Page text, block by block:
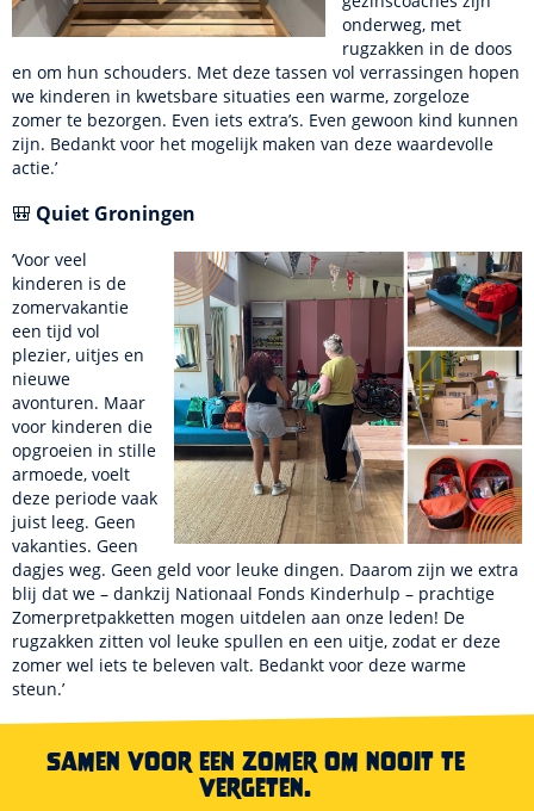
onderweg, met
rugzakken in de doos
en om hun schouders. Met deze tassen vol verrassingen hopen
we kinderen in kwetsbare situaties een warme, zorgeloze
zomer te bezorgen. Even iets extra’s. Even gewoon kind kunnen
zijn. Bedankt voor het mogelijk maken van deze waardevolle
actie.’
🎒 Quiet Groningen
‘Voor veel
kinderen is de
zomervakantie
een tijd vol
plezier, uitjes en
nieuwe
avonturen. Maar
voor kinderen die
opgroeien in stille
armoede, voelt
deze periode vaak
juist leeg. Geen
vakanties. Geen
dagjes weg. Geen geld voor leuke dingen. Daarom zijn we extra
blij dat we – dankzij Nationaal Fonds Kinderhulp – prachtige
Zomerpretpakketten mogen uitdelen aan onze leden! De
rugzakken zitten vol leuke spullen en een uitje, zodat er deze
zomer wel iets te beleven valt. Bedankt voor deze warme
steun.’
Samen voor een zomer om nooit te
vergeten.